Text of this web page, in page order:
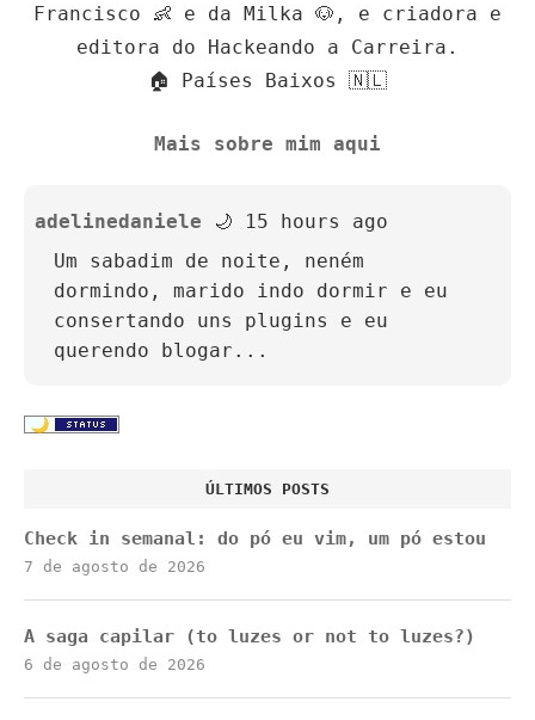
Francisco 👶 e da Milka 🐶, e criadora e
editora do Hackeando a Carreira.
🏠 Países Baixos 🇳🇱
Mais sobre mim aqui
adelinedaniele 🌙 15 hours ago
Um sabadim de noite, neném
dormindo, marido indo dormir e eu
consertando uns plugins e eu
querendo blogar...
ÚLTIMOS POSTS
Check in semanal: do pó eu vim, um pó estou
7 de agosto de 2026
A saga capilar (to luzes or not to luzes?)
6 de agosto de 2026